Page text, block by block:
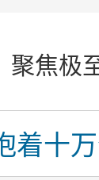
聚焦极
着十